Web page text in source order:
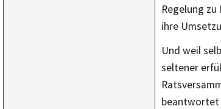
Regelung
ihre
Und weil
seltener
beantwortet